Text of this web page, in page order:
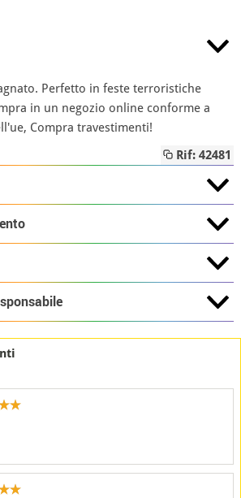
Perfetto in feste terroristiche
in un negozio online conforme a
Compra travestimenti!
Rif: 42481